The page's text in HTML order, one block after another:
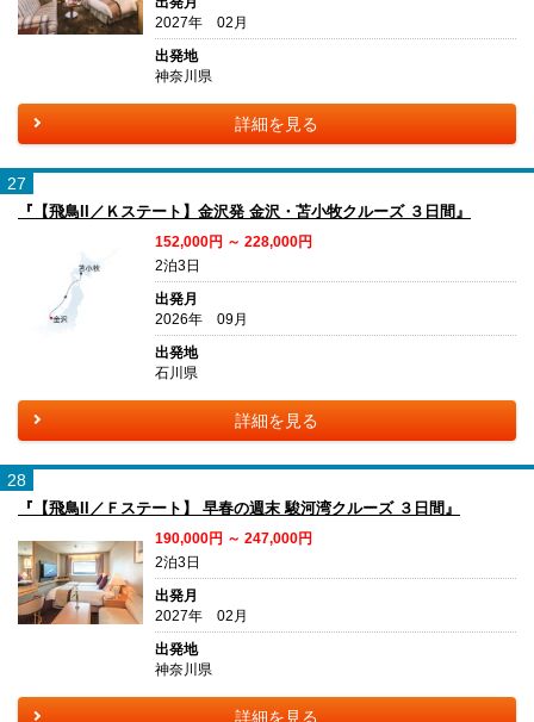
2027年 02月
出発地
神奈川県
詳細を見る
27
『【飛鳥II／Ｋステート】金沢発 金沢・苫小牧クルーズ ３日間』
152,000円 ～ 228,000円
2泊3日
出発月
2026年 09月
出発地
石川県
詳細を見る
28
『【飛鳥II／Ｆステート】 早春の週末 駿河湾クルーズ ３日間』
190,000円 ～ 247,000円
2泊3日
出発月
2027年 02月
出発地
神奈川県
詳細を見る